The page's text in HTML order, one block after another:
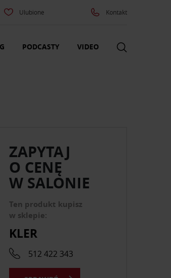
Ulubione Kontakt
PODCASTY VIDEO
ZAPYTAJ
O CENĘ
W SALONIE
Ten produkt kupisz
w sklepie:
KLER
512 422 343